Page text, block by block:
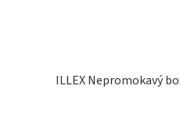
ILLEX Nepromokavý